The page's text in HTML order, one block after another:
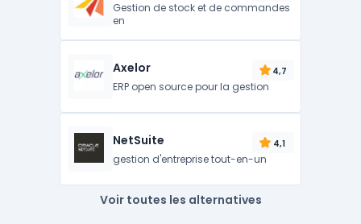
Gestion de stock et de commandes
en
Axelor 4,7
ERP open source pour la gestion
NetSuite 4,1
gestion d'entreprise tout-en-un
Voir toutes les alternatives